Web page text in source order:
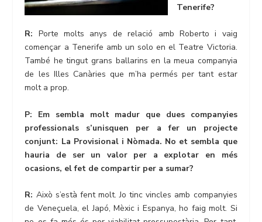
Tenerife?
R: Porte molts anys de relació amb Roberto i vaig
començar a Tenerife amb un solo en el Teatre Victoria.
També he tingut grans ballarins en la meua companyia
de les Illes Canàries que m’ha permés per tant estar
molt a prop.
P: Em sembla molt madur que dues companyies
professionals s’unisquen per a fer un projecte
conjunt: La Provisional i Nòmada. No et sembla que
hauria de ser un valor per a explotar en més
ocasions, el fet de compartir per a sumar?
R: Això s’està fent molt. Jo tinc vincles amb companyies
de Veneçuela, el Japó, Mèxic i Espanya, ho faig molt. Si